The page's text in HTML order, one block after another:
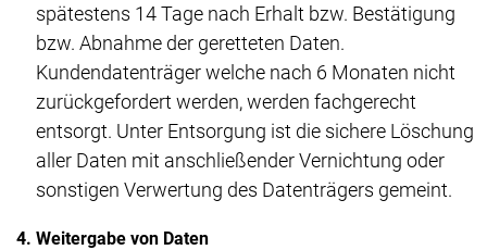
spätestens 14 Tage nach Erhalt bzw. Bestätigung
bzw. Abnahme der geretteten Daten.
Kundendatenträger welche nach 6 Monaten nicht
zurückgefordert werden, werden fachgerecht
entsorgt. Unter Entsorgung ist die sichere Löschung
aller Daten mit anschließender Vernichtung oder
sonstigen Verwertung des Datenträgers gemeint.
4. Weitergabe von Daten